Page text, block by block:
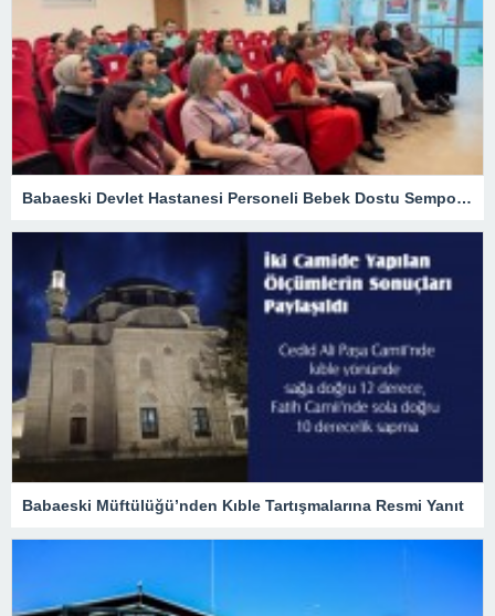
Babaeski Devlet Hastanesi Personeli Bebek Dostu Sempozyumunda
Babaeski Müftülüğü’nden Kıble Tartışmalarına Resmi Yanıt